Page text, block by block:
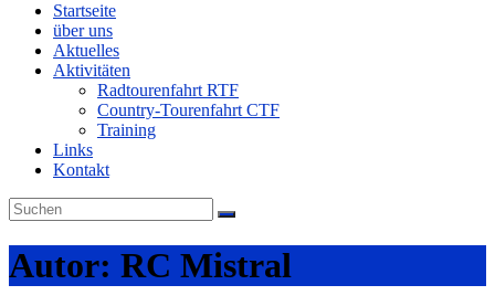
Startseite
über uns
Aktuelles
Aktivitäten
Radtourenfahrt RTF
Country-Tourenfahrt CTF
Training
Links
Kontakt
Autor: RC Mistral